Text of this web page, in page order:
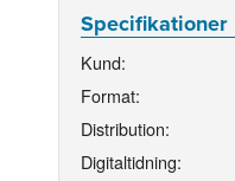
Specifikationer
Kund:
Format:
Distribution:
Digitaltidning: